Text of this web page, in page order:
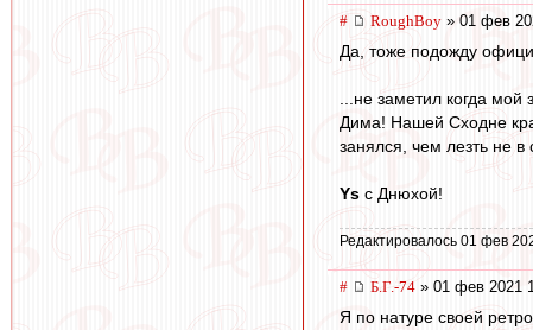
# RoughBoy » 01 фев
Да, тоже подожду
...не заметил когда
Дима! Нашей Сходне
занялся, чем лезть не в
Ys с Днюхой!
Редактировалось 01 фев
# Б.Г.-74 » 01 фев 2021
Я по натуре своей